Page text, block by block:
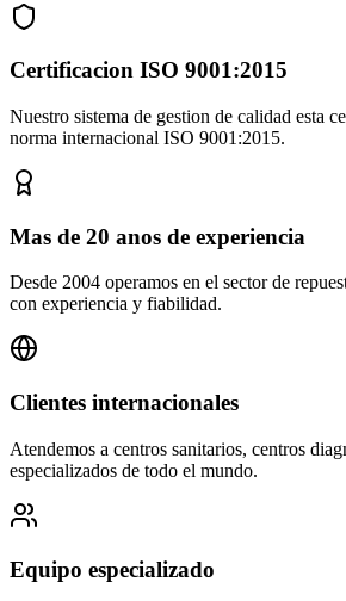
Certificacion ISO 9001:2015
Nuestro sistema de gestion de calidad esta
norma internacional ISO 9001:2015.
Mas de 20 anos de experiencia
Desde 2004 operamos en el sector de
con experiencia y fiabilidad.
Clientes internacionales
Atendemos a centros sanitarios, centros
especializados de todo el mundo.
Equipo especializado